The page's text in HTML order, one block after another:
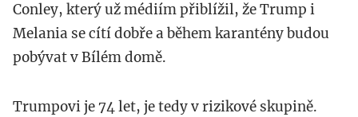
Conley, který už médiím přiblížil, že Trump i
Melania se cítí dobře a během karantény budou
pobývat v Bílém domě.
Trumpovi je 74 let, je tedy v rizikové skupině.